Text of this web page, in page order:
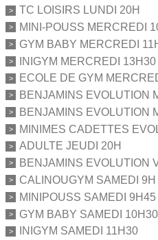
TC LOISIRS LUNDI 20H
MINI-POUSS MERCREDI
GYM BABY MERCREDI
INIGYM MERCREDI 13H30
ECOLE DE GYM
BENJAMINS EVOLUTION
BENJAMINS EVOLUTION
MINIMES CADETTES
ADULTE JEUDI 20H
BENJAMINS EVOLUTION
CALINOUGYM SAMEDI 9H
MINIPOUSS SAMEDI 9H45
GYM BABY SAMEDI 10H30
INIGYM SAMEDI 11H30